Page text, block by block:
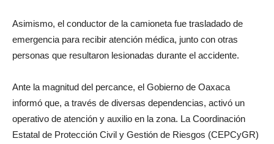
Asimismo, el conductor de la camioneta fue trasladado de
emergencia para recibir atención médica, junto con otras
personas que resultaron lesionadas durante el accidente.
Ante la magnitud del percance, el Gobierno de Oaxaca
informó que, a través de diversas dependencias, activó un
operativo de atención y auxilio en la zona. La Coordinación
Estatal de Protección Civil y Gestión de Riesgos (CEPCyGR)